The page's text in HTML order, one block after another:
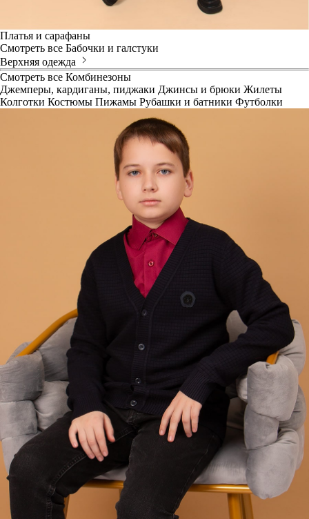
Платья и сарафаны
Смотреть все Бабочки и галстуки
Верхняя одежда
Смотреть все Комбинезоны
Джемперы, кардиганы, пиджаки Джинсы и брюки Жилеты
Колготки Костюмы Пижамы Рубашки и батники Футболки